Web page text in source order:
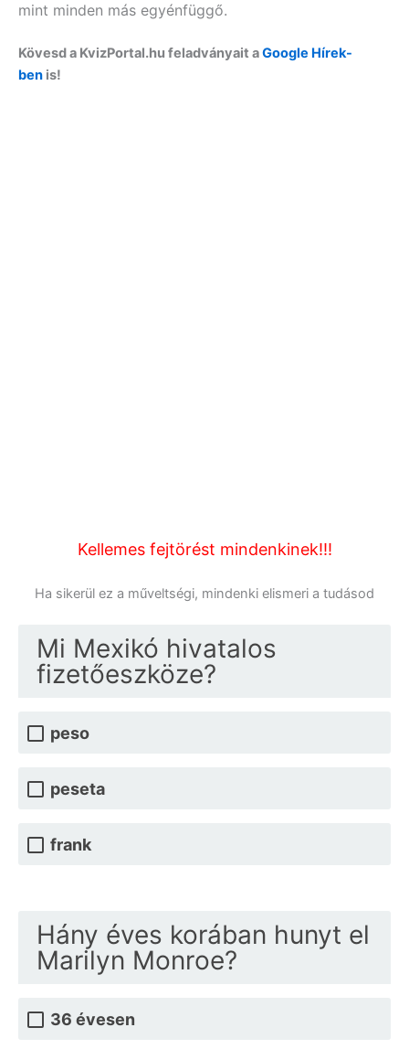
mint minden más egyénfüggő.
Kövesd a KvizPortal.hu feladványait aGoogle Hírek-
ben is!
Kellemes fejtörést mindenkinek!!!
Ha sikerül ez a műveltségi, mindenki elismeri a tudásod
Mi Mexikó hivatalos
fizetőeszköze?
peso
peseta
frank
Hány éves korában hunyt el
Marilyn Monroe?
36 évesen